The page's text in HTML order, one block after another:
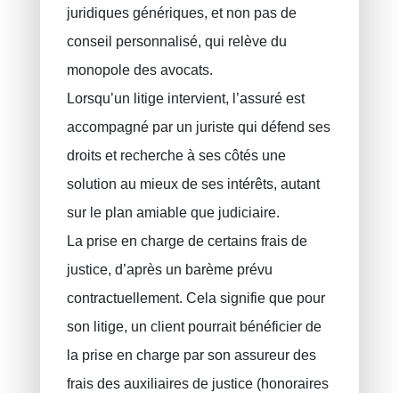
juridiques génériques, et non pas de
conseil personnalisé, qui relève du
monopole des avocats.
Lorsqu’un litige intervient, l’assuré est
accompagné par un juriste qui défend ses
droits et recherche à ses côtés une
solution au mieux de ses intérêts, autant
sur le plan amiable que judiciaire.
La prise en charge de certains frais de
justice, d’après un barème prévu
contractuellement. Cela signifie que pour
son litige, un client pourrait bénéficier de
la prise en charge par son assureur des
frais des auxiliaires de justice (honoraires
Protection juridique
PLCI pour les indépendants
EIP pour les sociétés
INAMI pour les médecins